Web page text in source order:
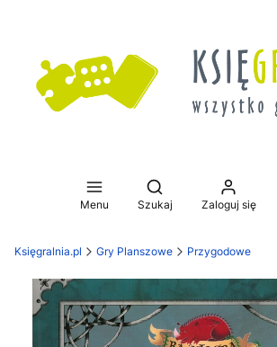
Menu
Otwórz wyszukiwarkę
Szukaj Zaloguj się
Księgralnia.pl Gry Planszowe Przygodowe